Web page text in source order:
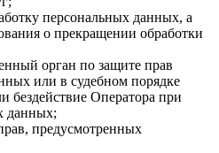
персональных данных, а
о прекращении обработки
орган по защите прав
или в судебном порядке
бездействие Оператора при
данных;
предусмотренных